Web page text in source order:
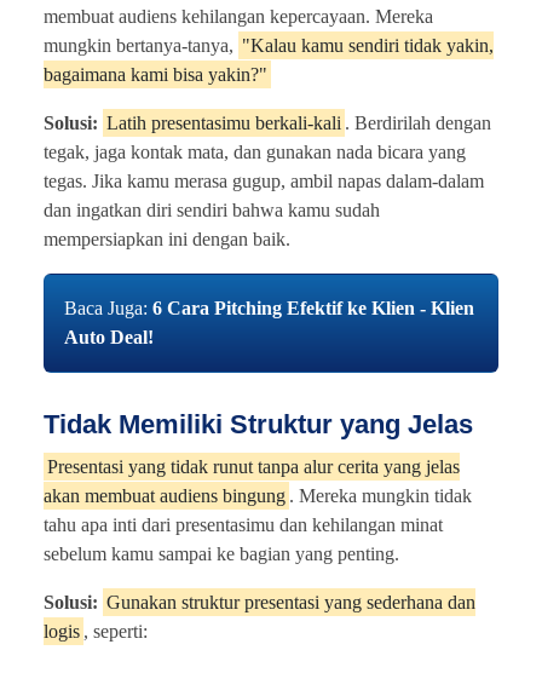
membuat audiens kehilangan kepercayaan. Mereka
mungkin bertanya-tanya, "Kalau kamu sendiri tidak yakin,
bagaimana kami bisa yakin?"
Solusi: Latih presentasimu berkali-kali . Berdirilah dengan
tegak, jaga kontak mata, dan gunakan nada bicara yang
tegas. Jika kamu merasa gugup, ambil napas dalam-dalam
dan ingatkan diri sendiri bahwa kamu sudah
mempersiapkan ini dengan baik.
Baca Juga: 6 Cara Pitching Efektif ke Klien - Klien
Auto Deal!
Tidak Memiliki Struktur yang Jelas
Presentasi yang tidak runut tanpa alur cerita yang jelas
akan membuat audiens bingung . Mereka mungkin tidak
tahu apa inti dari presentasimu dan kehilangan minat
sebelum kamu sampai ke bagian yang penting.
Solusi: Gunakan struktur presentasi yang sederhana dan
logis , seperti: